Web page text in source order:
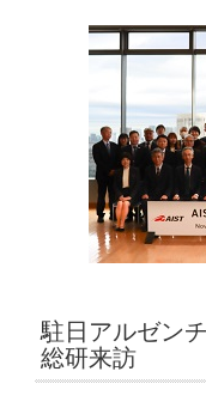
駐日アルゼン
総研来訪